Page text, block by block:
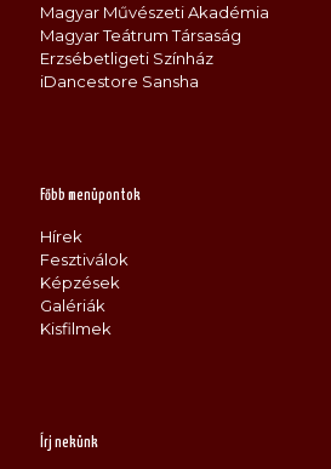
Magyar Művészeti Akadémia
Magyar Teátrum Társaság
Erzsébetligeti Színház
iDancestore Sansha
Főbb menüpontok
Hírek
Fesztiválok
Képzések
Galériák
Kisfilmek
Írj nekünk